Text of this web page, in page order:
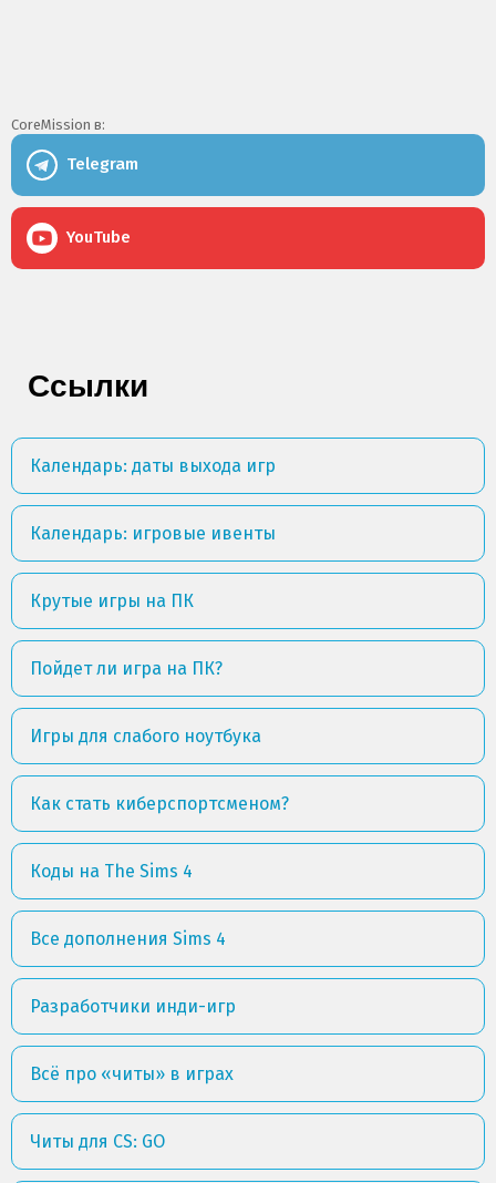
CoreMission в:
Telegram
YouTube
Ссылки
Календарь: даты выхода игр
Календарь: игровые ивенты
Крутые игры на ПК
Пойдет ли игра на ПК?
Игры для слабого ноутбука
Как стать киберспортсменом?
Коды на The Sims 4
Все дополнения Sims 4
Разработчики инди-игр
Всё про «читы» в играх
Читы для CS: GO